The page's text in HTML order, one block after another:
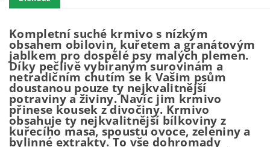
Kompletní suché krmivo s nízkým
obsahem obilovin, kuřetem a granátovým
jablkem pro dospělé psy malých plemen.
Díky pečlivě vybíraným surovinám a
netradičním chutím se k Vašim psům
doustanou pouze ty nejkvalitnější
potraviny a živiny. Navíc jim krmivo
přinese kousek z divočiny. Krmivo
obsahuje ty nejkvalitnější bílkoviny z
kuřecího masa, spoustu ovoce, zeleniny a
bylinné extrakty. To vše dohromady